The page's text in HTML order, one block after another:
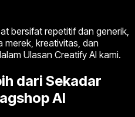
bersifat repetitif dan generik,
merek, kreativitas, dan
Ulasan Creatify AI kami.
dari Sekadar
AI